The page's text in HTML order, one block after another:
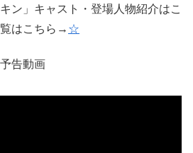
ン」キャスト・登場人物紹介はこ
はこちら→ ☆
告動画